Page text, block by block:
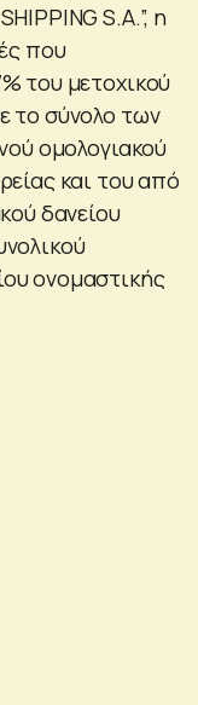
S.A.”, η
που
του μετοχικού
το σύνολο των
ομολογιακού
και του από
δανείου
ονομαστικής